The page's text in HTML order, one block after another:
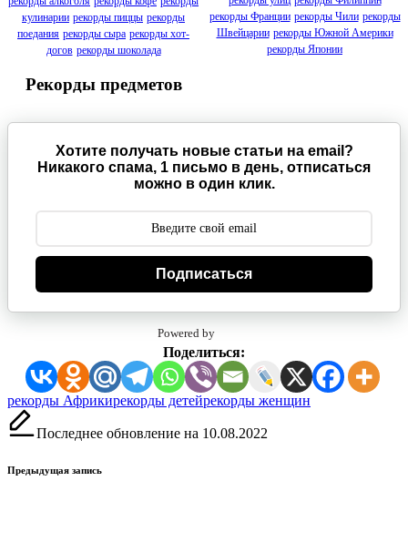
кулинарии рекорды пиццы рекорды
поедания рекорды сыра рекорды хот-
догов рекорды шоколада
Рекорды предметов
рекорды Франции рекорды Чили рекорды
Швейцарии рекорды Южной Америки
рекорды Японии
Хотите получать новые статьи на email?
Никакого спама, 1 письмо в день, отписаться
можно в один клик.
Подписаться
Powered by
Поделиться:
Метки:
рекорды Африкирекорды детейрекорды женщин
Последнее обновление на 10.08.2022
Навигация
Предыдущая запись